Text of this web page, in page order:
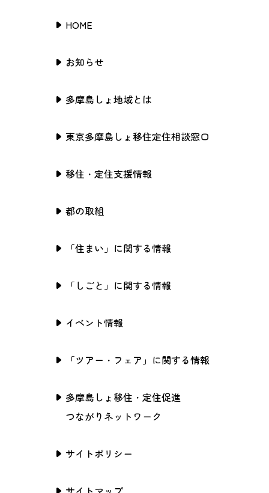
HOME
お知らせ
多摩島しょ地域とは
東京多摩島しょ移住定住相談窓口
移住・定住支援情報
都の取組
「住まい」に関する情報
「しごと」に関する情報
イベント情報
「ツアー・フェア」に関する情報
多摩島しょ移住・定住促進
つながりネットワーク
サイトポリシー